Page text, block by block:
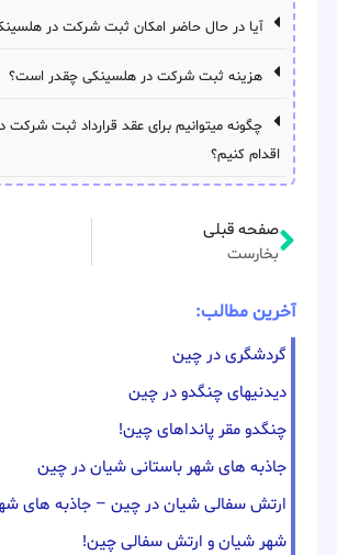
آیا در حال حاضر امکان ثبت شرکت در
هزینه ثبت شرکت در هلسینکی چقدر است؟
چگونه میتوانیم برای عقد قرارداد ثبت شرکت
اقدام کنیم؟
صفحه قبلی
بخارست
آخرین مطالب:
گردشگری در چین
دیدنیهای چنگدو در چین
چنگدو مقر پانداهای چین!
جاذبه های شهر باستانی شیان در چین
ارتش سفالی شیان در چین – جاذبه های
شهر شیان و ارتش سفالی چین!